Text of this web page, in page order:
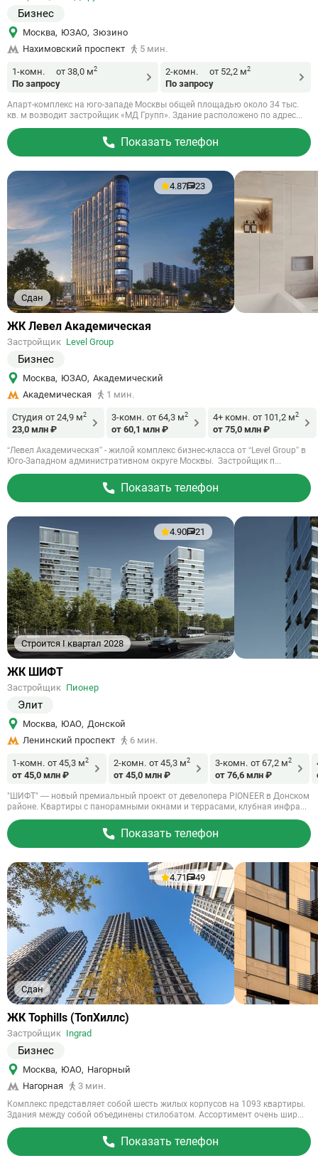
Бизнес
Москва, ЮЗАО, Зюзино
Нахимовский проспект
5 мин.
1-комн. от 38,0 м2
По запросу
2-комн. от 52,2 м2
По запросу
Апарт-комплекс на юго-западе Москвы общей площадью около 34 тыс.
кв. м возводит застройщик «МД Групп». Здание расположено по адрес...
Показать телефон
Сдан
4.87 23
Ссылка
объект
ЖК Левел Академическая
Застройщик Level Group
Бизнес
Москва, ЮЗАО, Академический
Академическая
1 мин.
Студия от 24,9 м2
23,0 млн ₽
3-комн. от 64,3 м2
от 60,1 млн ₽
4+ комн. от 101,2 м2
от 75,0 млн ₽
“Левел Академическая” - жилой комплекс бизнес-класса от “Level Group” в
Юго-Западном административном округе Москвы. Застройщик п...
Показать телефон
Строится I квартал 2028
4.90 21
Ссылка
объект
ЖК ШИФТ
Застройщик Пионер
Элит
Москва, ЮАО, Донской
Ленинский проспект
6 мин.
1-комн. от 45,3 м2
от 45,0 млн ₽
2-комн. от 45,3 м2
от 45,0 млн ₽
3-комн. от 67,2 м2
от 76,6 млн ₽
"ШИФТ" — новый премиальный проект от девелопера PIONEER в Донском
районе. Квартиры с панорамными окнами и террасами, клубная инфра...
Показать телефон
Сдан
4.71 49
Ссылка
объект
ЖК Tophills (ТопХиллс)
Застройщик Ingrad
Бизнес
Москва, ЮАО, Нагорный
Нагорная
3 мин.
Комплекс представляет собой шесть жилых корпусов на 1093 квартиры.
Здания между собой объединены стилобатом. Ассортимент очень шир...
Показать телефон